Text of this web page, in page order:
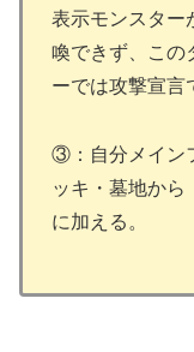
表示モンスター
喚できず、この
ーでは攻撃宣言
③：自分メイン
ッキ・墓地から
に加える。